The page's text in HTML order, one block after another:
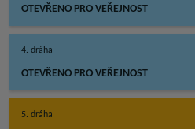
OTEVŘENO PRO VEŘEJNOST
4. dráha
OTEVŘENO PRO VEŘEJNOST
5. dráha